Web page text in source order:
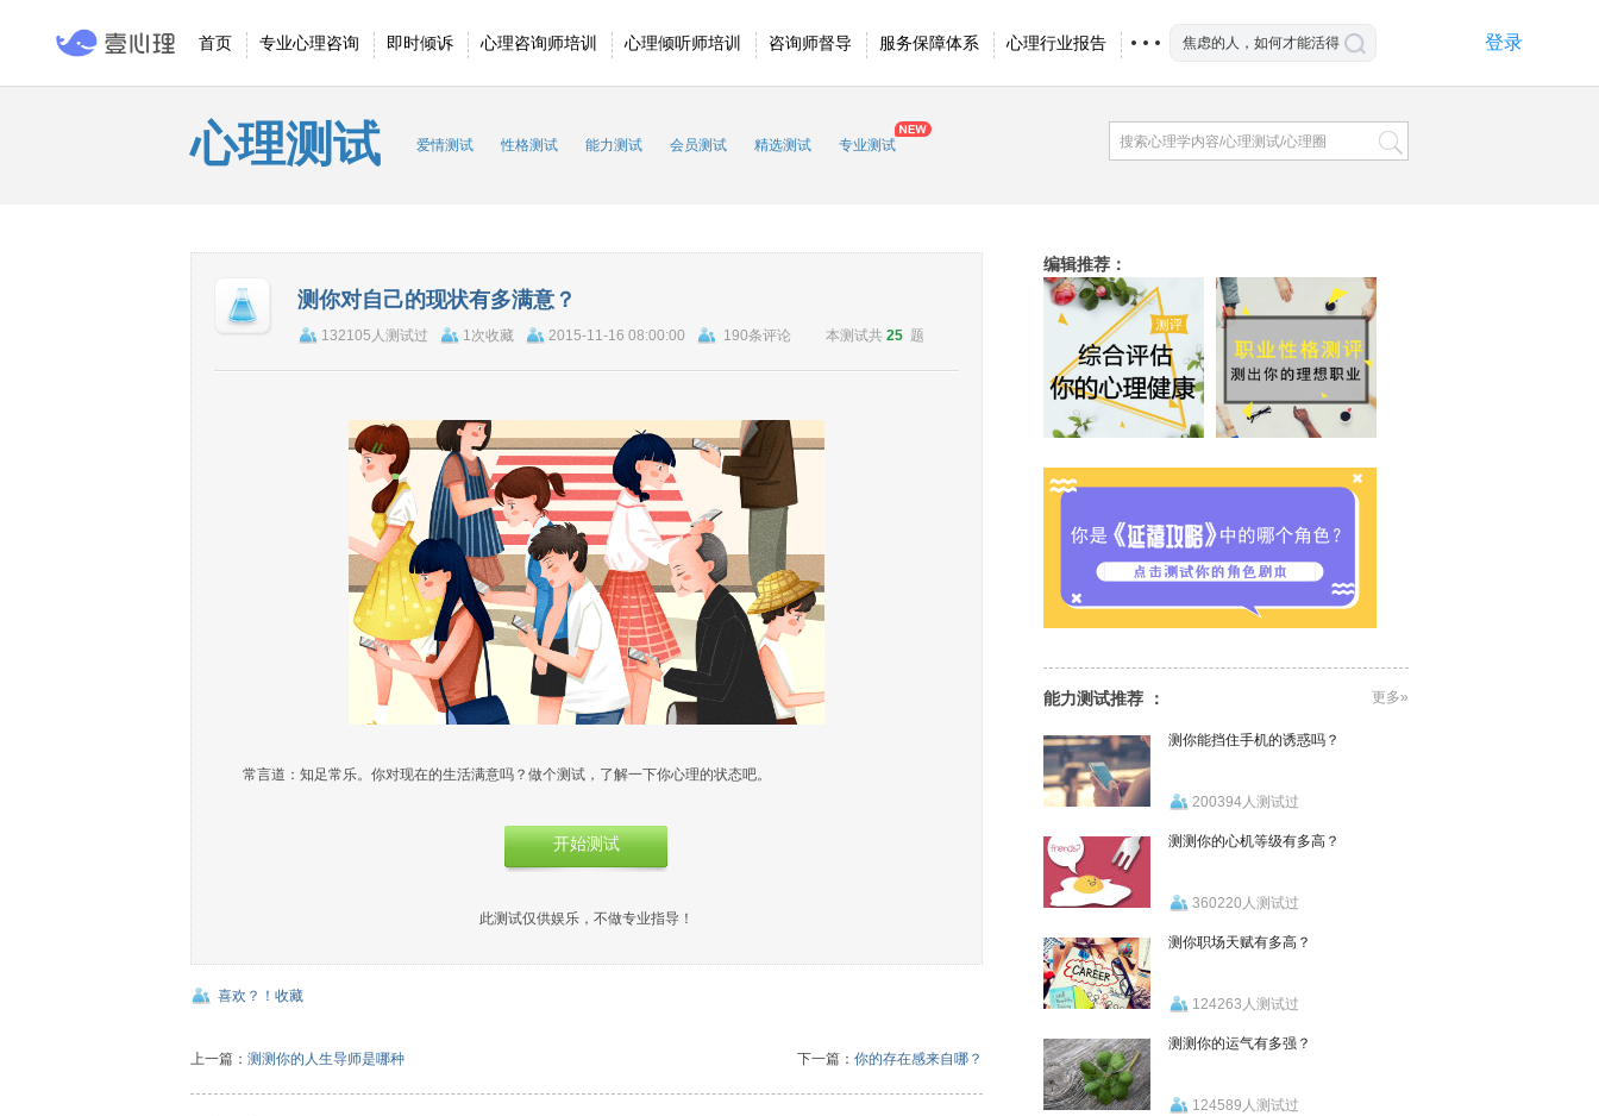
首页 专业心理咨询 即时倾诉 心理咨询师培训 心理倾听师培训 咨询师督导 服务保障体系 心理行业报告 登录
心理测试 爱情测试 性格测试 能力测试 会员测试 精选测试 专业测试
测你对自己的现状有多满意？
132105人测试过 1次收藏 2015-11-16 08:00:00 190条评论 本测试共 25 题
常言道：知足常乐。你对现在的生活满意吗？做个测试，了解一下你心理的状态吧。
开始测试
此测试仅供娱乐，不做专业指导！
喜欢？！收藏
上一篇： 测测你的人生导师是哪种 下一篇： 你的存在感来自哪？
编辑推荐：
能力测试推荐 ： 更多»
测你能挡住手机的诱惑吗？
200394人测试过
测测你的心机等级有多高？
360220人测试过
测你职场天赋有多高？
124263人测试过
测测你的运气有多强？
124589人测试过